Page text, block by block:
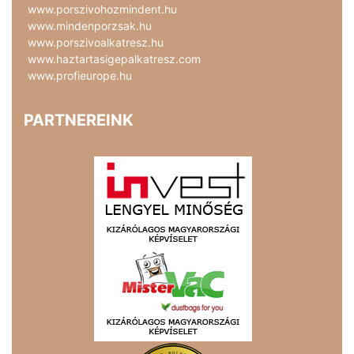
www.porszivohozmindent.hu
www.mindenporzsak.hu
www.porszivoalkatresz.hu
www.haztartasigepalkatresz.com
www.profieurope.hu
PARTNEREINK